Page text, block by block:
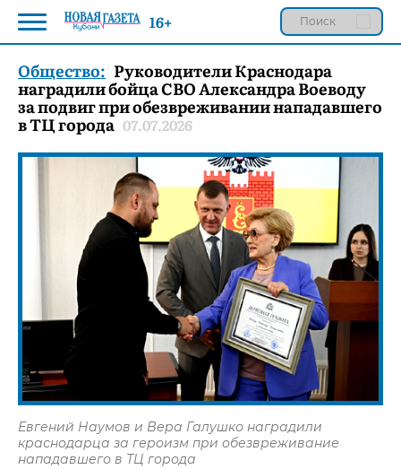
Общество: Руководители Краснодара
наградили бойца СВО Александра Воеводу
за подвиг при обезвреживании нападавшего
в ТЦ города 07.07.2026
Евгений Наумов и Вера Галушко наградили
краснодарца за героизм при обезвреживание
нападавшего в ТЦ города
16+